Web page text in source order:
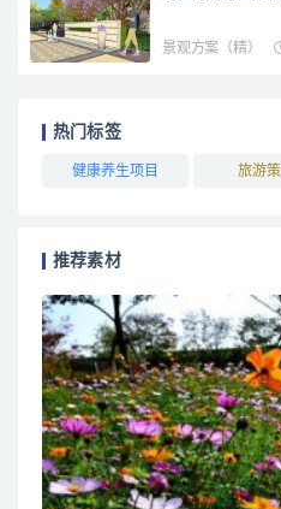
景观方案（精）
热门标签
健康养生项目 旅游策
推荐素材